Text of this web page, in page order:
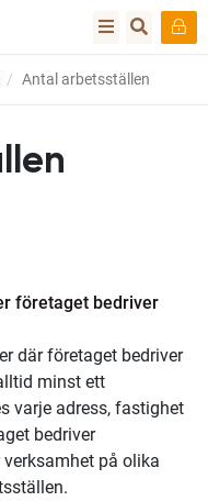
Antal arbetsställen
företaget bedriver
där företaget bedriver
minst ett
varje adress, fastighet
bedriver
på olika